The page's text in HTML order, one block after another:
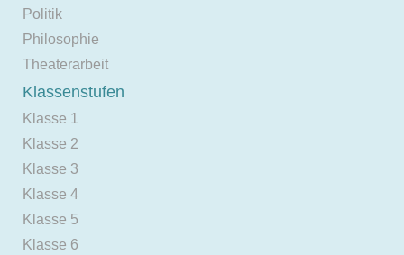
Politik
Philosophie
Theaterarbeit
Klassenstufen
Klasse 1
Klasse 2
Klasse 3
Klasse 4
Klasse 5
Klasse 6